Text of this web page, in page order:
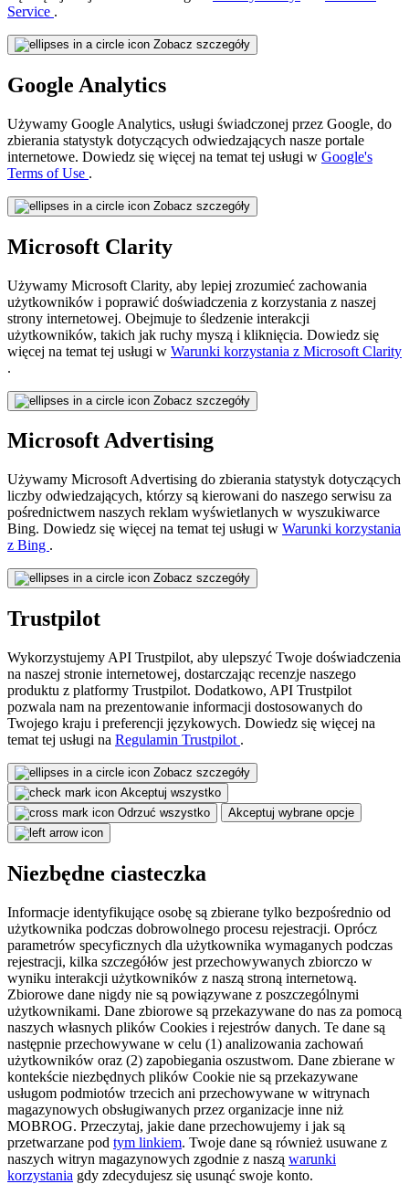
Service .
Zobacz szczegóły
Google Analytics
Używamy Google Analytics, usługi świadczonej przez Google, do
zbierania statystyk dotyczących odwiedzających nasze portale
internetowe. Dowiedz się więcej na temat tej usługi w Google's
Terms of Use .
Zobacz szczegóły
Microsoft Clarity
Używamy Microsoft Clarity, aby lepiej zrozumieć zachowania
użytkowników i poprawić doświadczenia z korzystania z naszej
strony internetowej. Obejmuje to śledzenie interakcji
użytkowników, takich jak ruchy myszą i kliknięcia. Dowiedz się
więcej na temat tej usługi w Warunki korzystania z Microsoft Clarity
.
Zobacz szczegóły
Microsoft Advertising
Używamy Microsoft Advertising do zbierania statystyk dotyczących
liczby odwiedzających, którzy są kierowani do naszego serwisu za
pośrednictwem naszych reklam wyświetlanych w wyszukiwarce
Bing. Dowiedz się więcej na temat tej usługi w Warunki korzystania
z Bing .
Zobacz szczegóły
Trustpilot
Wykorzystujemy API Trustpilot, aby ulepszyć Twoje doświadczenia
na naszej stronie internetowej, dostarczając recenzje naszego
produktu z platformy Trustpilot. Dodatkowo, API Trustpilot
pozwala nam na prezentowanie informacji dostosowanych do
Twojego kraju i preferencji językowych. Dowiedz się więcej na
temat tej usługi na Regulamin Trustpilot .
Zobacz szczegóły
Akceptuj wszystko
Odrzuć wszystko
Akceptuj wybrane opcje
Niezbędne ciasteczka
Informacje identyfikujące osobę są zbierane tylko bezpośrednio od
użytkownika podczas dobrowolnego procesu rejestracji. Oprócz
parametrów specyficznych dla użytkownika wymaganych podczas
rejestracji, kilka szczegółów jest przechowywanych zbiorczo w
wyniku interakcji użytkowników z naszą stroną internetową.
Zbiorowe dane nigdy nie są powiązywane z poszczególnymi
użytkownikami. Dane zbiorowe są przekazywane do nas za pomocą
naszych własnych plików Cookies i rejestrów danych. Te dane są
następnie przechowywane w celu (1) analizowania zachowań
użytkowników oraz (2) zapobiegania oszustwom. Dane zbierane w
kontekście niezbędnych plików Cookie nie są przekazywane
usługom podmiotów trzecich ani przechowywane w witrynach
magazynowych obsługiwanych przez organizacje inne niż
MOBROG. Przeczytaj, jakie dane przechowujemy i jak są
przetwarzane pod tym linkiem. Twoje dane są również usuwane z
naszych witryn magazynowych zgodnie z naszą warunki
korzystania gdy zdecydujesz się usunąć swoje konto.